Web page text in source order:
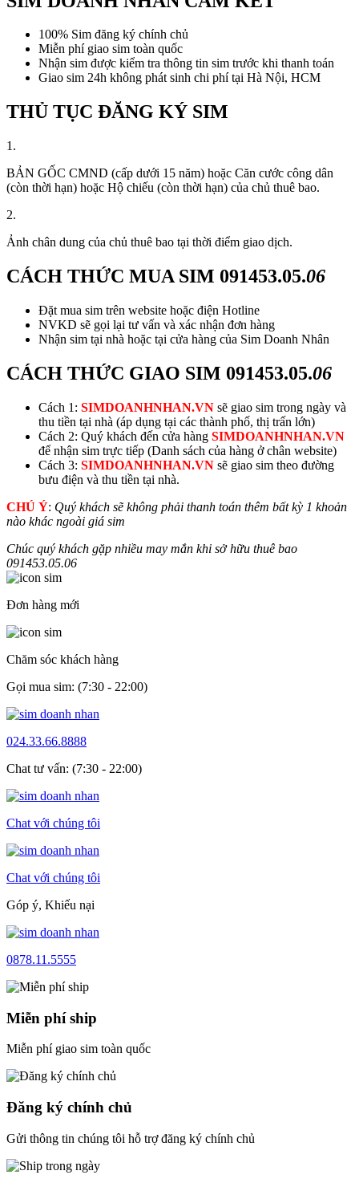
100% Sim đăng ký chính chủ
Miễn phí giao sim toàn quốc
Nhận sim được kiểm tra thông tin sim trước khi thanh toán
Giao sim 24h không phát sinh chi phí tại Hà Nội, HCM
THỦ TỤC ĐĂNG KÝ SIM
1.
BẢN GỐC CMND (cấp dưới 15 năm) hoặc Căn cước công dân
(còn thời hạn) hoặc Hộ chiếu (còn thời hạn) của chủ thuê bao.
2.
Ảnh chân dung của chủ thuê bao tại thời điểm giao dịch.
CÁCH THỨC MUA SIM 091453.05.06
Đặt mua sim trên website hoặc điện Hotline
NVKD sẽ gọi lại tư vấn và xác nhận đơn hàng
Nhận sim tại nhà hoặc tại cửa hàng của Sim Doanh Nhân
CÁCH THỨC GIAO SIM 091453.05.06
Cách 1: SIMDOANHNHAN.VN sẽ giao sim trong ngày và
thu tiền tại nhà (áp dụng tại các thành phố, thị trấn lớn)
Cách 2: Quý khách đến cửa hàng SIMDOANHNHAN.VN
để nhận sim trực tiếp (Danh sách của hàng ở chân website)
Cách 3: SIMDOANHNHAN.VN sẽ giao sim theo đường
bưu điện và thu tiền tại nhà.
CHÚ Ý: Quý khách sẽ không phải thanh toán thêm bất kỳ 1 khoản
nào khác ngoài giá sim
Chúc quý khách gặp nhiều may mắn khi sở hữu thuê bao
091453.05.06
Đơn hàng mới
Chăm sóc khách hàng
Gọi mua sim: (7:30 - 22:00)
024.33.66.8888
Chat tư vấn: (7:30 - 22:00)
Chat với chúng tôi
Chat với chúng tôi
Góp ý, Khiếu nại
0878.11.5555
Miễn phí ship
Miễn phí giao sim toàn quốc
Đăng ký chính chủ
Gửi thông tin chúng tôi hỗ trợ đăng ký chính chủ